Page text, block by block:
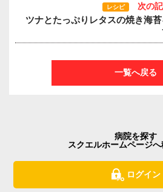
レシピ 次の
ツナとたっぷりレタスの焼き海
一覧へ戻る
病院を探す
スクエルホームページ
ログイン